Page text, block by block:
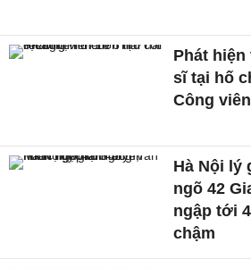
Phát
sĩ tại hố
Công
Hà Nội lý
ngõ 42
ngập tới
chậm